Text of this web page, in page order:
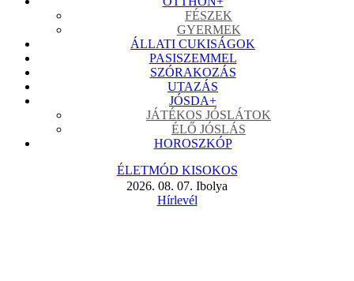
FÉSZEK
GYERMEK
ÁLLATI CUKISÁGOK
PASISZEMMEL
SZÓRAKOZÁS
UTAZÁS
JÓSDA+
JÁTÉKOS JÓSLÁTOK
ÉLŐ JÓSLÁS
HOROSZKÓP
ÉLETMÓD KISOKOS
2026. 08. 07. Ibolya
Hírlevél